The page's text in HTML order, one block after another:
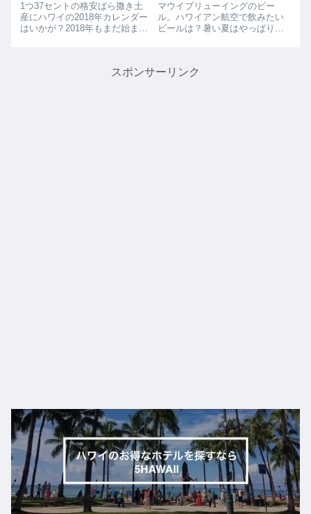
1つ37セントの格安ばら撒き土
産にハワイの2018年カレンダー
はいかが？2018年もまだ始まっ
ントのセール中です。前回12月
マウイブリューイングのビー
ル。ハワイアン航空で飲みたい
ビールは？暑い夏はやっぱりビ
気分によって楽しめます。先
スポンサーリンク